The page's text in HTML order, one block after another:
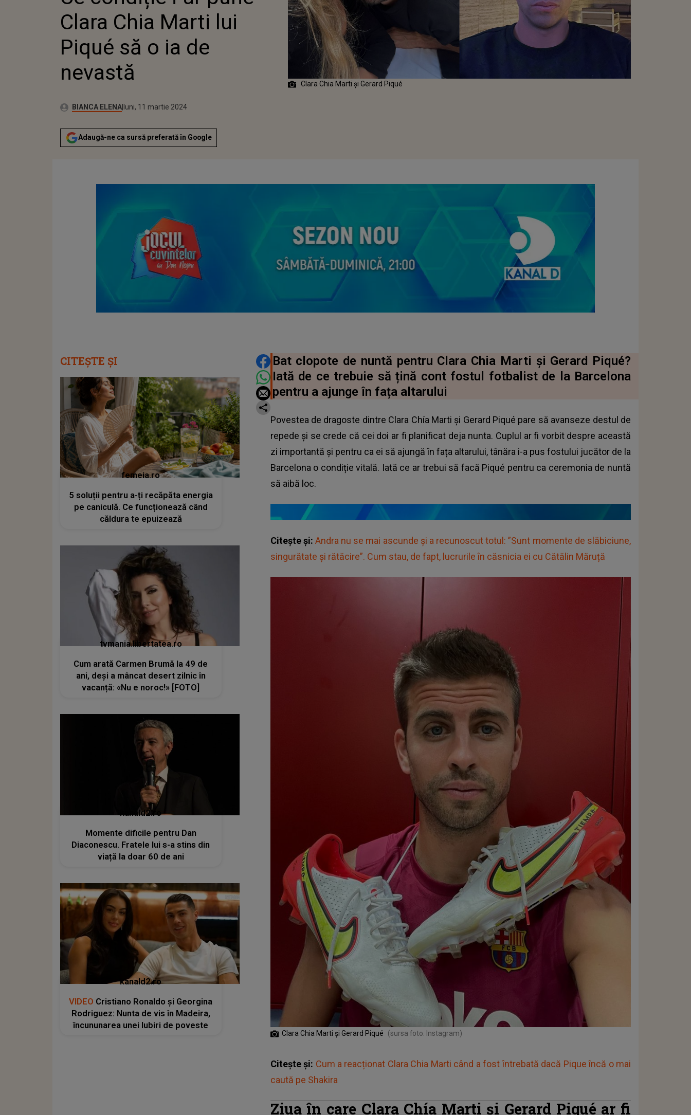
NEVASTĂ
Clara Chia Marti lui
Piqué să o ia de
nevastă
Autor:BIANCA ELENAPublicat:
sâmbătă, 11 martie 2023
Actualizat:
luni, 11 martie 2024
Adaugă-ne ca sursă preferată în Google
Clara Chia Marti și Gerard Piqué
DISTRIBUIE ARTICOLUL
Bat clopote de nuntă pentru Clara Chia Marti și Gerard Piqué?
Iată de ce trebuie să țină cont fostul fotbalist de la Barcelona
pentru a ajunge în fața altarului
Povestea de dragoste dintre Clara Chía Marti și Gerard Piqué pare să avanseze destul de
repede și se crede că cei doi ar fi planificat deja nunta. Cuplul ar fi vorbit despre această
zi importantă și pentru ca ei să ajungă în fața altarului, tânăra i-a pus fostului jucător de la
Barcelona o condiție vitală. Iată ce ar trebui să facă Piqué pentru ca ceremonia de nuntă
să aibă loc.
Citește și: Andra nu se mai ascunde și a recunoscut totul: ”Sunt momente de slăbiciune,
singurătate și rătăcire”. Cum stau, de fapt, lucrurile în căsnicia ei cu Cătălin Măruță
Clara Chia Marti și Gerard Piqué (sursa foto: Instagram)
Citește și: Cum a reacționat Clara Chia Marti când a fost întrebată dacă Pique încă o mai
caută pe Shakira
Ziua în care Clara Chía Marti și Gerard Piqué ar fi
CITEȘTE ȘI
femeia.ro
5 soluții pentru a-ți recăpăta energia
pe caniculă. Ce funcționează când
căldura te epuizează
tvmania.libertatea.ro
Cum arată Carmen Brumă la 49 de
ani, deși a mâncat desert zilnic în
vacanță: «Nu e noroc!» [FOTO]
kanald2.ro
Momente dificile pentru Dan
Diaconescu. Fratele lui s-a stins din
viață la doar 60 de ani
kanald2.ro
VIDEO Cristiano Ronaldo și Georgina
Rodriguez: Nunta de vis în Madeira,
încununarea unei Iubiri de poveste